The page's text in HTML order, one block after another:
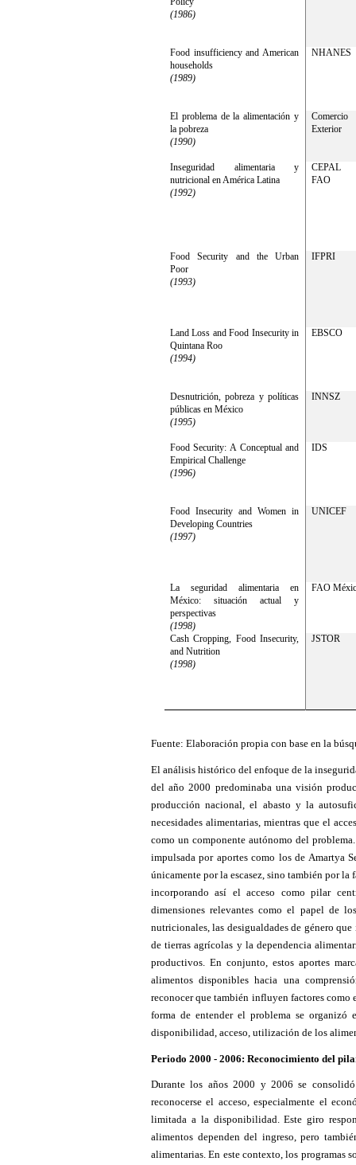
(1986)
Food insufficiency and American
households
(1989)
NHANES
El problema de la alimentación y
la pobreza
(1990)
Comercio
Exterior
Inseguridad alimentaria y
nutricional en América Latina
(1992)
FAO
Food Security and the Urban
Poor
(1993)
IFPRI
Land Loss and Food Insecurity in
Quintana Roo
(1994)
EBSCO
Desnutrición, pobreza y políticas
públicas en México
(1995)
INNSZ
Food Security: A Conceptual and
Empirical Challenge
(1996)
IDS
Food Insecurity and Women in
Developing Countries
(1997)
UNICEF
La seguridad alimentaria en
México: situación actual y
perspectivas
(1998)
FAO
Cash Cropping, Food Insecurity,
and Nutrition
(1998)
JSTOR
Fuente: Elaboración propia con base en la
El análisis histórico del enfoque de la
del año 2000 predominaba una visión
producción nacional, el abasto y la
necesidades alimentarias, mientras que el
como un componente autónomo del
impulsada por aportes como los de Amartya
únicamente por la escasez, sino también por
incorporando así el acceso como pilar
dimensiones relevantes como el papel de
nutricionales, las desigualdades de género
de tierras agrícolas y la dependencia
productivos. En conjunto, estos aportes
alimentos disponibles hacia una
reconocer que también influyen factores
forma de entender el problema se
disponibilidad, acceso, utilización de los
Periodo 2000 - 2006: Reconocimiento del
Durante los años 2000 y 2006 se
reconocerse el acceso, especialmente el
limitada a la disponibilidad. Este giro
alimentos dependen del ingreso, pero
alimentarias. En este contexto, los programas